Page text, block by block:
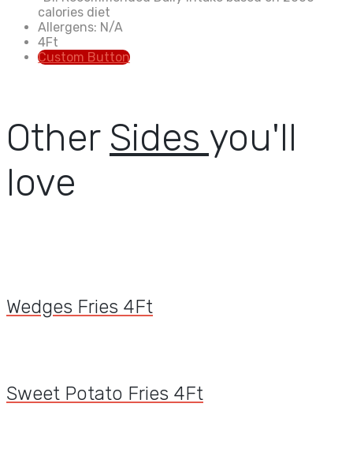
calories diet
Allergens: N/A
4Ft
Custom Button
Other Sides you'll
love
Wedges Fries 4Ft
Sweet Potato Fries 4Ft